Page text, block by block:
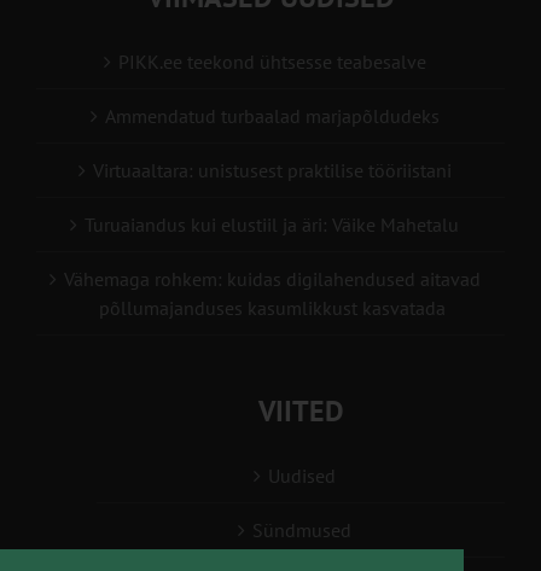
PIKK.ee teekond ühtsesse teabesalve
Ammendatud turbaalad marjapõldudeks
Virtuaaltara: unistusest praktilise tööriistani
Turuaiandus kui elustiil ja äri: Väike Mahetalu
Vähemaga rohkem: kuidas digilahendused aitavad
põllumajanduses kasumlikkust kasvatada
VIITED
Uudised
Sündmused